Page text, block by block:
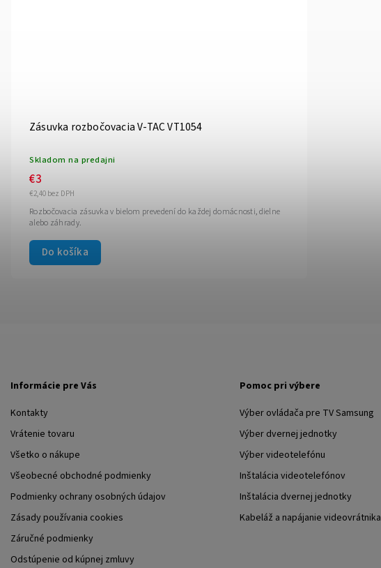
Zásuvka rozbočovacia V-TAC VT1054
Skladom na predajni
€2,40 bez DPH
€3
Do košíka
Rozbočovacia zásuvka v bielom prevedení do každej domácnosti, dielne
alebo záhrady.
Informácie pre Vás
Kontakty
Vrátenie tovaru
Všetko o nákupe
Všeobecné obchodné podmienky
Podmienky ochrany osobných údajov
Zásady používania cookies
Záručné podmienky
Odstúpenie od kúpnej zmluvy
Pomoc pri výbere
Výber ovládača pre TV Samsung
Výber dvernej jednotky
Výber videotelefónu
Inštalácia videotelefónov
Inštalácia dvernej jednotky
Kabeláž a napájanie videovrátnika